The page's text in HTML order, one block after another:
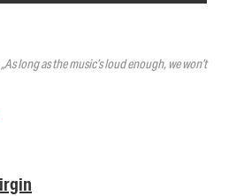
long as the music’s loud enough, we won’t